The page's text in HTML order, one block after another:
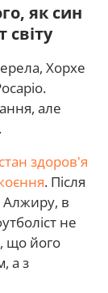
як син
світу
Хорхе
але
стан здоров'я
. Після
Алжиру, в
не
що його
а з